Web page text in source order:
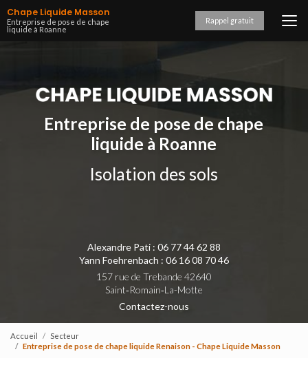
Aller
au
contenu
Chape Liquide Masson
Entreprise de pose de chape
liquide à Roanne
Rappel gratuit
Entreprise de pose de chape
liquide à Roanne
Isolation des sols
Alexandre Pati : 06 77 44 62 88
Yann Foehrenbach : 06 16 08 70 46
157 rue de Trebande 42640
Saint‑Romain‑La-Motte
Contactez-nous
Accueil
Secteur
Entreprise de pose de chape liquide Renaison - Chape Liquide Masson